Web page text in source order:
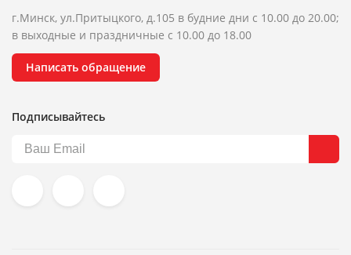
г.Минск, ул.Притыцкого, д.105 в будние дни с 10.00 до 20.00;
в выходные и праздничные с 10.00 до 18.00
Написать обращение
Подписывайтесь